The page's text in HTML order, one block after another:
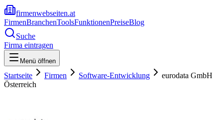
firmenwebseiten.at
FirmenBranchenToolsFunktionenPreiseBlog
Suche
Firma eintragen
Menü öffnen
Startseite Firmen Software-Entwicklung
eurodata GmbH
Österreich